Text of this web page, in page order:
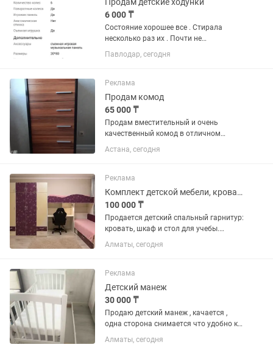
6 000 ₸
Состояние хорошее все . Стирала
несколько раз их . Почти не
пользовались. Стоят давно уже .
Покупали новые на каспи . Отдам за
Павлодар, сегодня
Реклама
Продам комод
65 000 ₸
Продам вместительный и очень
качественный комод в отличном
состоянии. Крепкий, устойчивый, без
сколов, трещин и царапин. Все 6
закрываются, механизмы...
Астана, сегодня
Реклама
Комплект детской мебели, кровать, стол для учебы и шкаф
100 000 ₸
Продается детский спальный гарнитур:
кровать, шкаф и стол для учебы.
Мебель аккуратная и полностью
готова к дальнейшему использованию.
исправны. Хороший вариант для...
Алматы, сегодня
Реклама
Детский манеж
30 000 ₸
Продаю детский манеж , качается ,
одна сторона снимается что удобно к
кровати родителей приблизить
Алматы, сегодня